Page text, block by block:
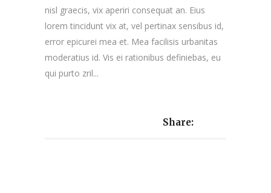
nisl graecis, vix aperiri consequat an. Eius
lorem tincidunt vix at, vel pertinax sensibus id,
error epicurei mea et. Mea facilisis urbanitas
moderatius id. Vis ei rationibus definiebas, eu
qui purto zril...
Share: